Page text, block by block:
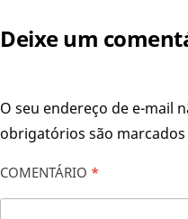
Deixe um
O seu endereço de e-mail
obrigatórios são marcados
COMENTÁRIO *